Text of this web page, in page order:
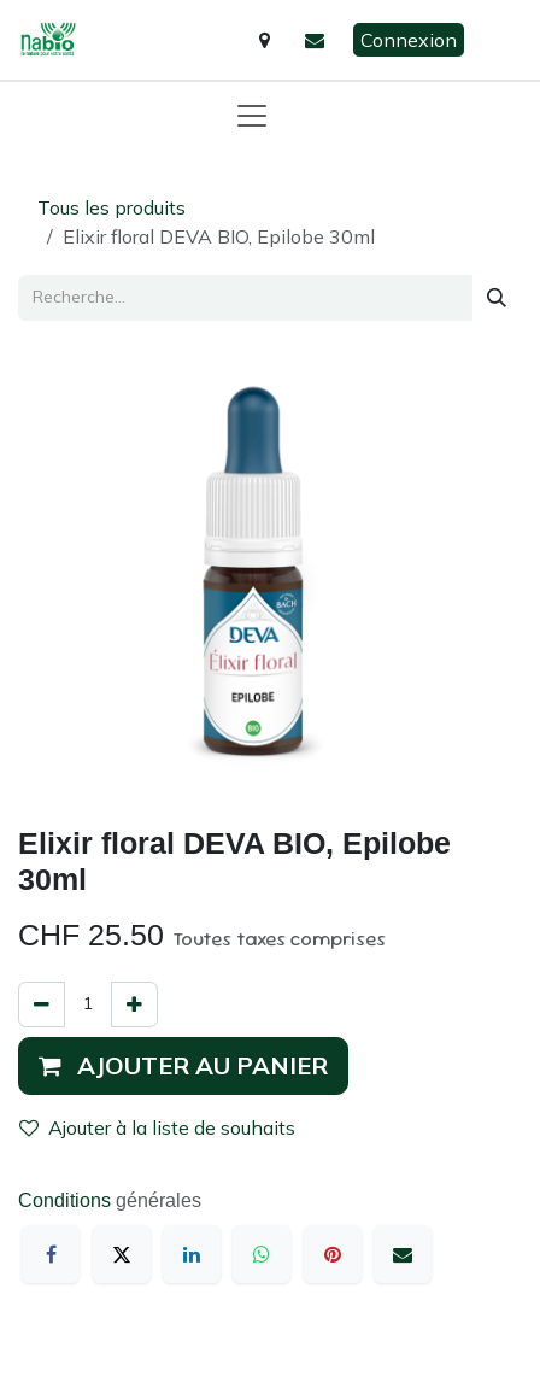
Connexion
Tous les produits
Elixir floral DEVA BIO, Epilobe 30ml
Elixir floral DEVA BIO, Epilobe
30ml
CHF 25.50 Toutes taxes comprises
AJOUTER AU PANIER
Ajouter à la liste de souhaits
Conditions générales